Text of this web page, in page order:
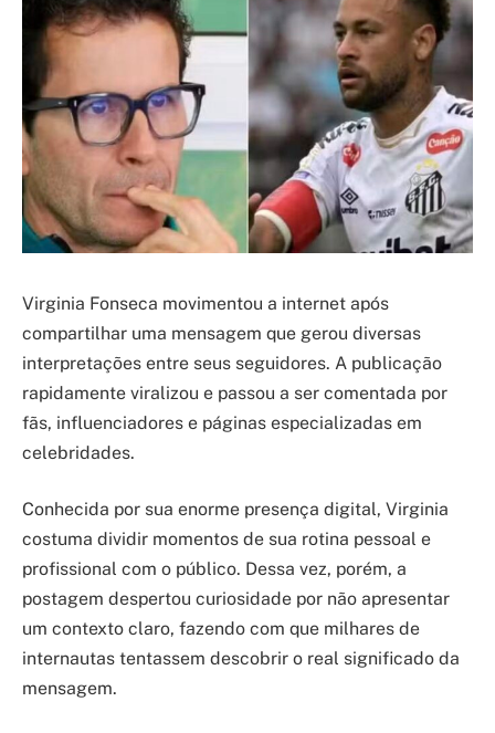
Virginia Fonseca movimentou a internet após
compartilhar uma mensagem que gerou diversas
interpretações entre seus seguidores. A publicação
rapidamente viralizou e passou a ser comentada por
fãs, influenciadores e páginas especializadas em
celebridades.
Conhecida por sua enorme presença digital, Virginia
costuma dividir momentos de sua rotina pessoal e
profissional com o público. Dessa vez, porém, a
postagem despertou curiosidade por não apresentar
um contexto claro, fazendo com que milhares de
internautas tentassem descobrir o real significado da
mensagem.